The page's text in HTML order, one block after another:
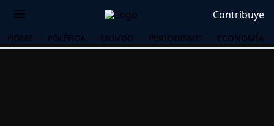
Contribuye
HOME POLÍTICA MUNDO PERIODISMO ECONOMÍA